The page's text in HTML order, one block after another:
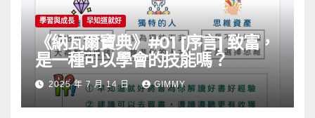
學習與成長 早知道就好
《納瓦爾寶典》#01 [序言] 致富，
是一種可以學會的技能嗎？
2025 年 7 月 14 日 GIMMY